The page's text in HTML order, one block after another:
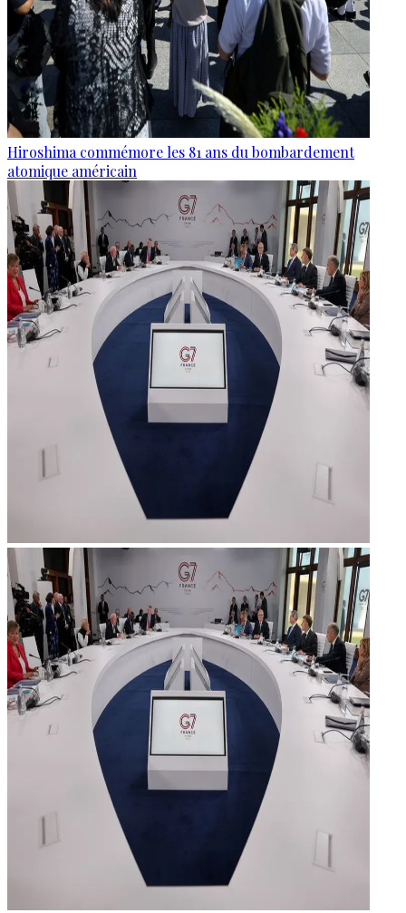
Hiroshima commémore les 81 ans du bombardement
atomique américain